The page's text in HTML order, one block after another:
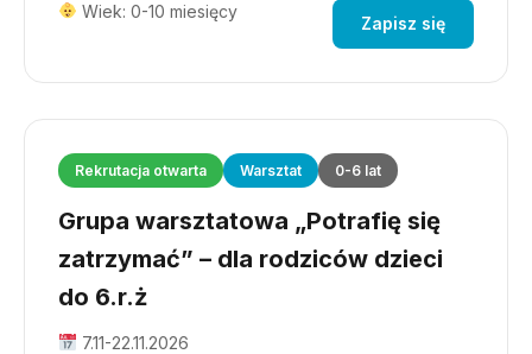
Wiek: 0-10 miesięcy
Zapisz się
Rekrutacja otwarta Warsztat 0-6 lat
Grupa warsztatowa „Potrafię się
zatrzymać” – dla rodziców dzieci
do 6.r.ż
7.11-22.11.2026